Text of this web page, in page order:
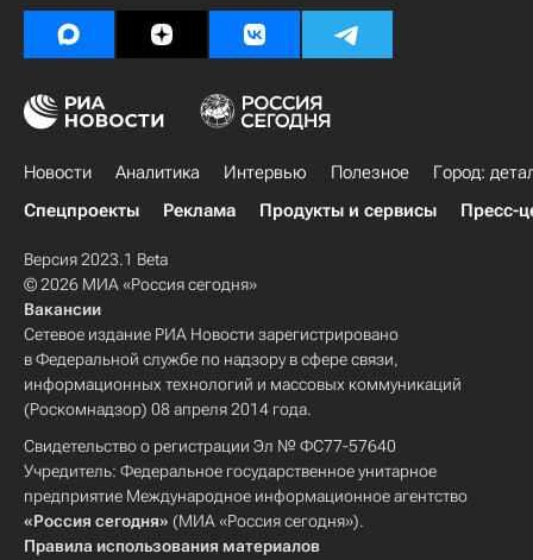
Новости Аналитика Интервью Полезное
Город:
Спецпроекты
Реклама Продукты и сервисы Пресс-
Версия 2023.1 Beta
© 2026 МИА «Россия сегодня»
Вакансии
Сетевое издание РИА Новости зарегистрировано
в Федеральной службе по надзору в сфере связи,
информационных технологий и массовых коммуникаций
(Роскомнадзор) 08 апреля 2014 года.
Свидетельство о регистрации Эл № ФС77-57640
Учредитель: Федеральное государственное унитарное
предприятие Международное информационное агентство
«Россия сегодня» (МИА «Россия сегодня»).
Правила использования материалов